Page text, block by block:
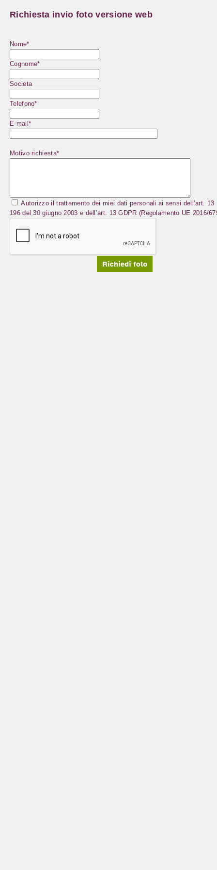
Richiesta invio foto versione web
Nome*
Cognome*
Societa
Telefono*
E-mail*
Motivo richiesta*
Autorizzo il trattamento dei miei dati personali ai sensi dell’art. 13
196 del 30 giugno 2003 e dell’art. 13 GDPR (Regolamento UE 2016/